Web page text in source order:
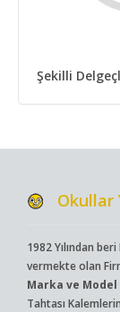
Şekilli
Okullar
1982 Yılından
vermekte olan
Marka ve
Tahtası